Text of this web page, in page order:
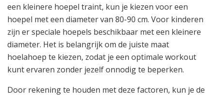
een kleinere hoepel traint, kun je kiezen voor een
hoepel met een diameter van 80-90 cm. Voor kinderen
zijn er speciale hoepels beschikbaar met een kleinere
diameter. Het is belangrijk om de juiste maat
hoelahoep te kiezen, zodat je een optimale workout
kunt ervaren zonder jezelf onnodig te beperken.
Door rekening te houden met deze factoren, kun je de